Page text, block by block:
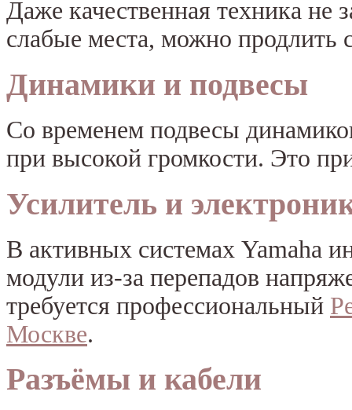
Даже качественная техника не
слабые места, можно продлить
Динамики и подвесы
Со временем подвесы
при высокой громкости. Это
Усилитель и
В активных системах Yamaha
модули из-за перепадов
требуется профессиональный
Москве.
Разъёмы и кабели